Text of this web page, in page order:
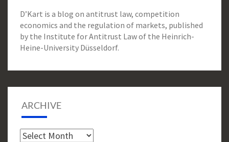
D’Kart is a blog on antitrust law, competition
economics and the regulation of markets, published
by the Institute for Antitrust Law of the Heinrich-
Heine-University Düsseldorf.
ARCHIVE
Archive